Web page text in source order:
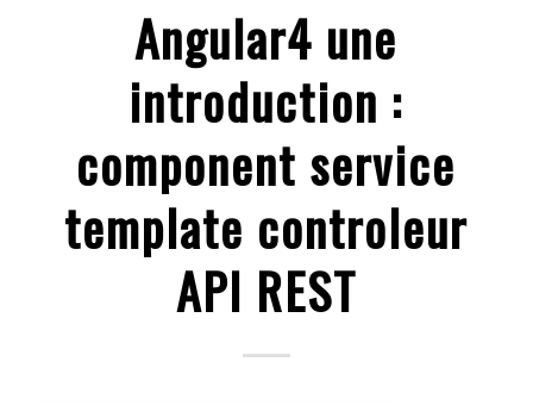
Angular4 une
introduction :
component service
template controleur
API REST